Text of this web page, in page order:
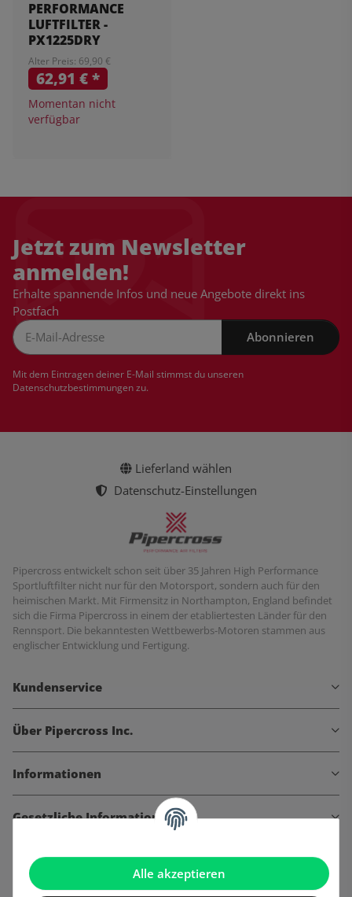
Alle akzeptieren
PERFORMANCE
LUFTFILTER -
PX1225DRY
Alter Preis: 69,90 €
62,91 €*
Momentan nicht
verfügbar
Jetzt zum Newsletter
anmelden!
Erhalte spannende Infos und neue Angebote direkt ins
Postfach
Abonnieren
Mit dem Eintragen deiner E-Mail stimmst du unseren
Datenschutzbestimmungenzu.
Lieferland wählen
Datenschutz-Einstellungen
Pipercross entwickelt schon seit über 35 Jahren High Performance
Sportluftfilter nicht nur für den Motorsport, sondern auch für den
heimischen Markt. Mit Firmensitz in Northampton, England befindet
sich die Firma Pipercross in einem der etabliertesten Länder für den
Rennsport. Die bekanntesten Wettbewerbs-Motoren stammen aus
englischer Entwicklung und Fertigung.
Kundenservice
Über Pipercross Inc.
Informationen
Gesetzliche Informationen